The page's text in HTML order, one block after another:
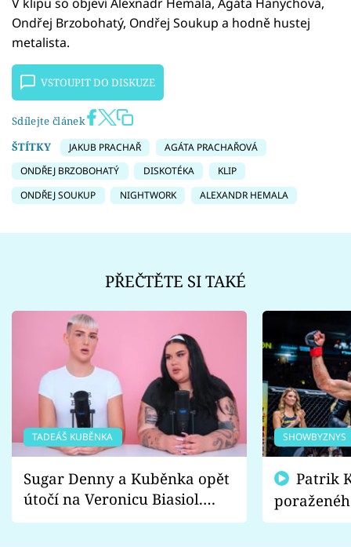
Ondřej Brzobohatý, Ondřej Soukup a hodně hustej
metalista.
VSTOUPIT DO DISKUZE
Sdílejte článek
ŠTÍTKY
JAKUB PRACHAŘ
AGÁTA PRACHAŘOVÁ
ONDŘEJ BRZOBOHATÝ
DISKOTÉKA
KLIP
ONDŘEJ SOUKUP
NIGHTWORK ALEXANDR HEMALA
PŘEČTĚTE SI TAKÉ
TADEÁŠ KUBĚNKA
Sugar Denny a Kuběnka opět
útočí na Veronicu Biasiol.
Proč je podle nich falešná a
SHOWBYZNYS
fanoušci